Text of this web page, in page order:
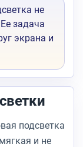
не
задача
экрана и
подсветка
и не